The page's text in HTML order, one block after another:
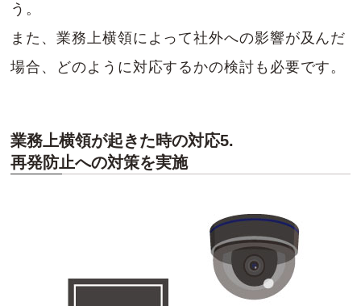
う。
また、業務上横領によって社外への影響が及んだ
場合、どのように対応するかの検討も必要です。
業務上横領が起きた時の対応5.
再発防止への対策を実施